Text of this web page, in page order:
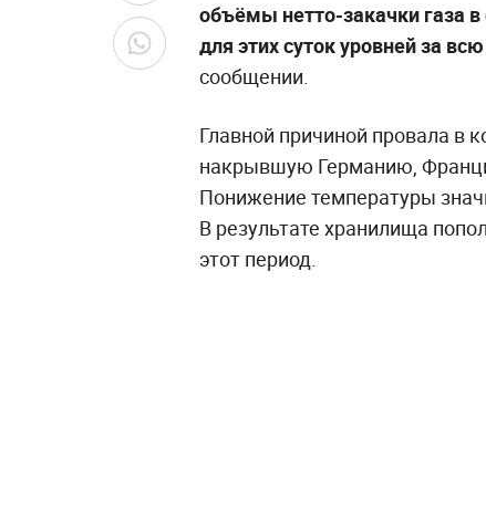
объёмы нетто-закачки газа
для этих суток уровней за
сообщении.
Главной причиной провала в
накрывшую Германию,
Понижение температуры
В результате хранилища
этот период.